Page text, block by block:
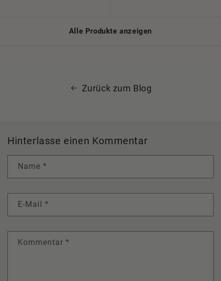
Alle Produkte anzeigen
Zurück zum Blog
Hinterlasse einen Kommentar
Name *
E-Mail *
Kommentar *